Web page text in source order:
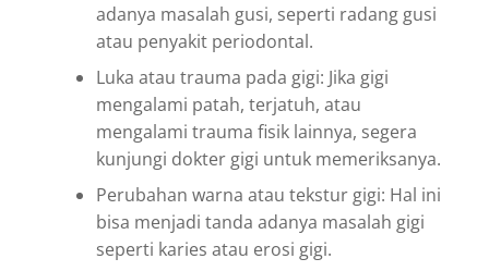
adanya masalah gusi, seperti radang gusi
atau penyakit periodontal.
Luka atau trauma pada gigi: Jika gigi
mengalami patah, terjatuh, atau
mengalami trauma fisik lainnya, segera
kunjungi dokter gigi untuk memeriksanya.
Perubahan warna atau tekstur gigi: Hal ini
bisa menjadi tanda adanya masalah gigi
seperti karies atau erosi gigi.